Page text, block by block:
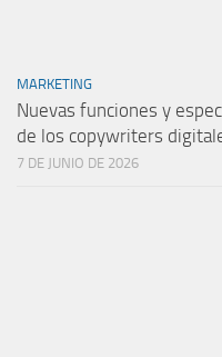
MARKETING
Nuevas funciones y
de los copywriters
7 DE JUNIO DE 2026